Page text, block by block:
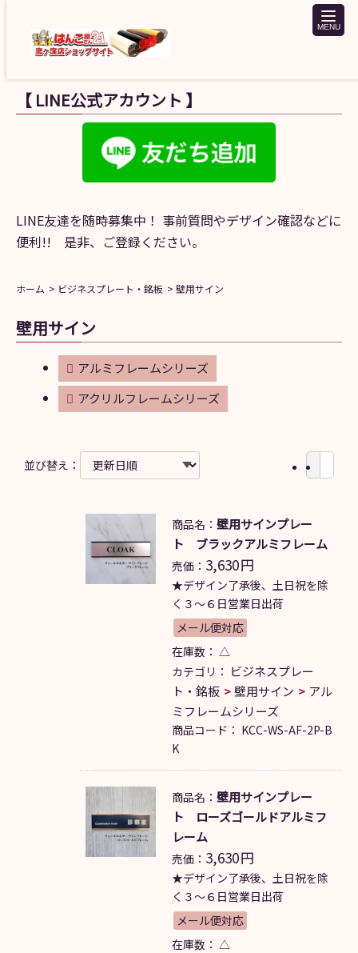
toggle
【 LINE公式アカウント 】
LINE友達を随時募集中！ 事前質問やデザイン確認などに
便利!! 是非、ご登録ください。
ホーム ビジネスプレート・銘板 壁用サイン
壁用サイン
アルミフレームシリーズ
アクリルフレームシリーズ
並び替え：
商品名：壁用サインプレー
ト ブラックアルミフレーム
売価： 3,630円
★デザイン了承後、土日祝を除
く３～６日営業日出荷
メール便対応
在庫数： △
カテゴリ： ビジネスプレー
ト・銘板
壁用サイン
アル
ミフレームシリーズ
商品コード： KCC-WS-AF-2P-B
K
商品名：壁用サインプレー
ト ローズゴールドアルミフ
レーム
売価： 3,630円
★デザイン了承後、土日祝を除
く３～６日営業日出荷
メール便対応
在庫数： △